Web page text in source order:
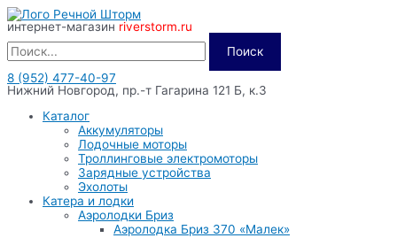
Перейти
к
содержимому
интернет-магазин riverstorm.ru
Поиск
8 (952) 477-40-97
Нижний Новгород, пр.-т Гагарина 121 Б, к.3
Каталог
Аккумуляторы
Лодочные моторы
Троллинговые электромоторы
Зарядные устройства
Эхолоты
Катера и лодки
Аэролодки Бриз
Аэролодка Бриз 370 «Малек»